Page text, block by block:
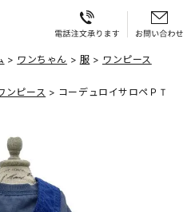
ワンちゃん 服
ワンピース
ンピース コーデュロイサロペＰＴ